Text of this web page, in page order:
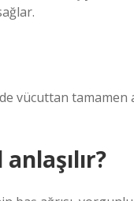
vücuttan tamamen